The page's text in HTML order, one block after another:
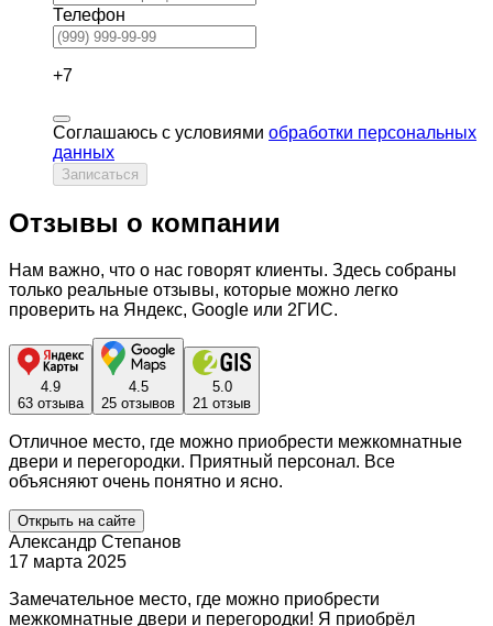
Телефон
+7
Соглашаюсь с условиями обработки персональных
данных
Записаться
Отзывы о компании
Нам важно, что о нас говорят клиенты. Здесь собраны
только реальные отзывы, которые можно легко
проверить на Яндекс, Google или 2ГИС.
4.9
63 отзыва
4.5
25 отзывов
5.0
21 отзыв
Отличное место, где можно приобрести межкомнатные
двери и перегородки. Приятный персонал. Все
объясняют очень понятно и ясно.
Открыть на сайте
Александр Степанов
17 марта 2025
Замечательное место, где можно приобрести
межкомнатные двери и перегородки! Я приобрёл